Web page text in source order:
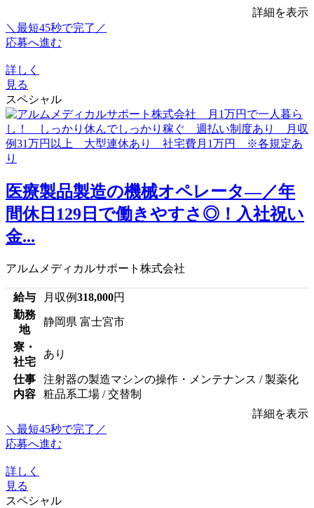
詳細を表示
＼最短45秒で完了／
応募へ進む
詳しく
見る
スペシャル
医療製品製造の機械オペレータ―／年
間休日129日で働きやすさ◎！入社祝い
金...
アルムメディカルサポート株式会社
給与 月収例318,000円
勤務
地
静岡県 富士宮市
寮・
社宅
あり
仕事
内容
注射器の製造マシンの操作・メンテナンス / 製薬化
粧品系工場 / 交替制
詳細を表示
＼最短45秒で完了／
応募へ進む
詳しく
見る
スペシャル